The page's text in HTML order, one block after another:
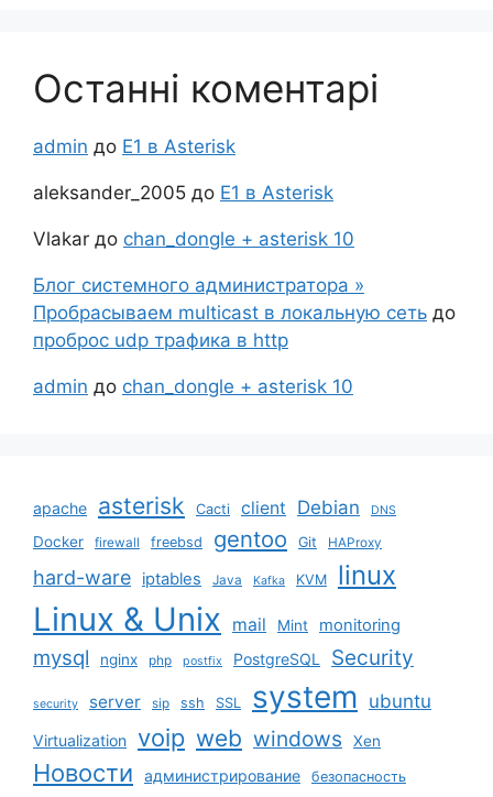
Останні коментарі
admin до Е1 в Asterisk
aleksander_2005 до Е1 в Asterisk
Vlakar до chan_dongle + asterisk 10
Блог системного администратора »
Пробрасываем multicast в локальную сеть до
проброс udp трафика в http
admin до chan_dongle + asterisk 10
apache asterisk Cacti client Debian DNS
Docker firewall freebsd gentoo Git HAProxy
hard-ware iptables Java Kafka KVM linux
Linux & Unix mail Mint monitoring
mysql nginx php postfix PostgreSQL Security
security server sip ssh SSL system ubuntu
Virtualization voip web windows Xen
Новости администрирование безопасность